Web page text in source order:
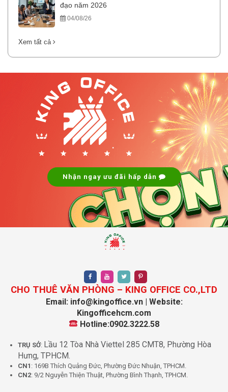
đạo năm 2026
04/08/26
Xem tất cả
.
.
Nhận ngay ưu đãi hấp dẫn
CHO THUÊ VĂN PHÒNG – KING OFFICE CO.,LTD
Email: info@kingoffice.vn | Website:
Kingofficehcm.com
Hotline:0902.3222.58
TRỤ SỞ: Lầu 12 Tòa Nhà Viettel 285 CMT8, Phường Hòa
Hưng, TPHCM.
CN1 : 169B Thích Quảng Đức, Phường Đức Nhuận, TPHCM.
CN2: 9/2 Nguyễn Thiện Thuật, Phường Bình Thạnh, TPHCM.